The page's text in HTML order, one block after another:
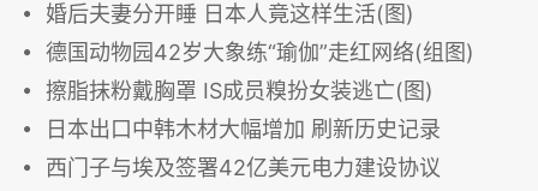
婚后夫妻分开睡 日本人竟这样生活(图)
德国动物园42岁大象练“瑜伽”走红网络(组图)
擦脂抹粉戴胸罩 IS成员糗扮女装逃亡(图)
日本出口中韩木材大幅增加 刷新历史记录
西门子与埃及签署42亿美元电力建设协议